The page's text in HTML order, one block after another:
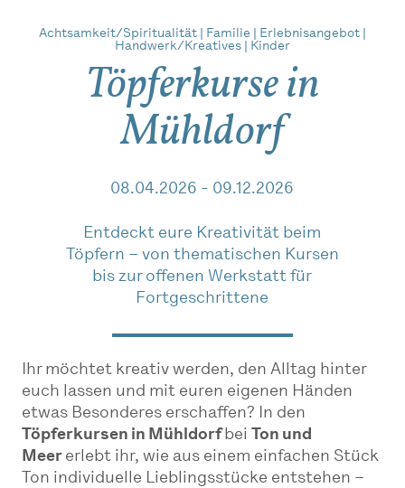
Achtsamkeit/Spiritualität | Familie | Erlebnisangebot |
Handwerk/Kreatives | Kinder
Töpferkurse in
Mühldorf
08.04.2026 - 09.12.2026
Entdeckt eure Kreativität beim
Töpfern – von thematischen Kursen
bis zur offenen Werkstatt für
Fortgeschrittene
Ihr möchtet kreativ werden, den Alltag hinter
euch lassen und mit euren eigenen Händen
etwas Besonderes erschaffen? In den
Töpferkursen in Mühldorf beiTon und
Meer erlebt ihr, wie aus einem einfachen Stück
Ton individuelle Lieblingsstücke entstehen –